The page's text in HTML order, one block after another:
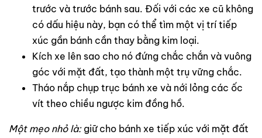
trước và trước bánh sau. Đối với các xe cũ không
có dấu hiệu này, bạn có thể tìm một vị trí tiếp
xúc gần bánh cần thay bằng kim loại.
Kích xe lên sao cho nó đứng chắc chắn và vuông
góc với mặt đất, tạo thành một trụ vững chắc.
Tháo nắp chụp trục bánh xe và nới lỏng các ốc
vít theo chiều ngược kim đồng hồ.
Một mẹo nhỏ là:giữ cho bánh xe tiếp xúc với mặt đất